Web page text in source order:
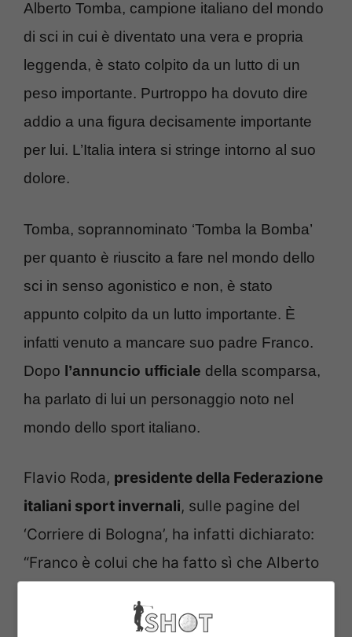
Alberto Tomba, campione italiano del mondo
di sci in cui è diventato una vera e propria
leggenda, è stato colpito da un lutto di un
peso importante. Purtroppo ha dovuto dire
addio a una figura decisamente importante
per lui. L’Italia intera si stringe intorno al suo
dolore.
Tomba, soprannominato ‘Tomba la Bomba’
per quanto è riuscito a fare nel mondo dello
sci in senso agonistico e non, è stato
appunto colpito da un lutto importante. È
infatti venuto a mancare suo padre Franco.
Dopo l’annuncio ufficiale della scomparsa,
ha parlato di lui un personaggio noto nel
mondo dello sport italiano.
Flavio Roda, presidente della Federazione
italiani sport invernali, sulle pagine del
‘Corriere di Bologna’, ha infatti dichiarato:
“Franco è colui che ha fatto sì che Alberto
conoscono, ma lo ha fatto in modo